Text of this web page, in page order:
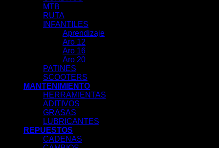
MTB
RUTA
INFANTILES
Aprendizaje
Aro 12
Aro 16
Aro 20
PATINES
SCOOTERS
MANTENIMIENTO
HERRAMIENTAS
ADITIVOS
GRASAS
LUBRICANTES
REPUESTOS
CADENAS